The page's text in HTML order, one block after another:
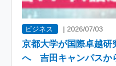
ビジネス | 2026/07/03
京都大学が国際卓越研
へ 吉田キャンパスか